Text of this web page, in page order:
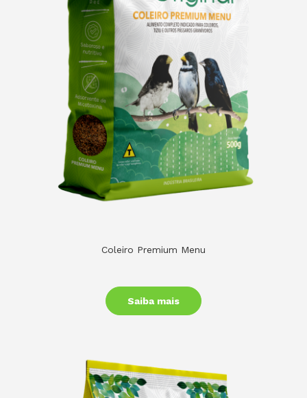
Coleiro Premium Menu
Saiba mais